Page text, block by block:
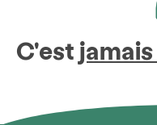
C'est jamais